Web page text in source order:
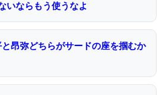
いならもう使うなよ
昂弥どちらがサードの座を掴むか